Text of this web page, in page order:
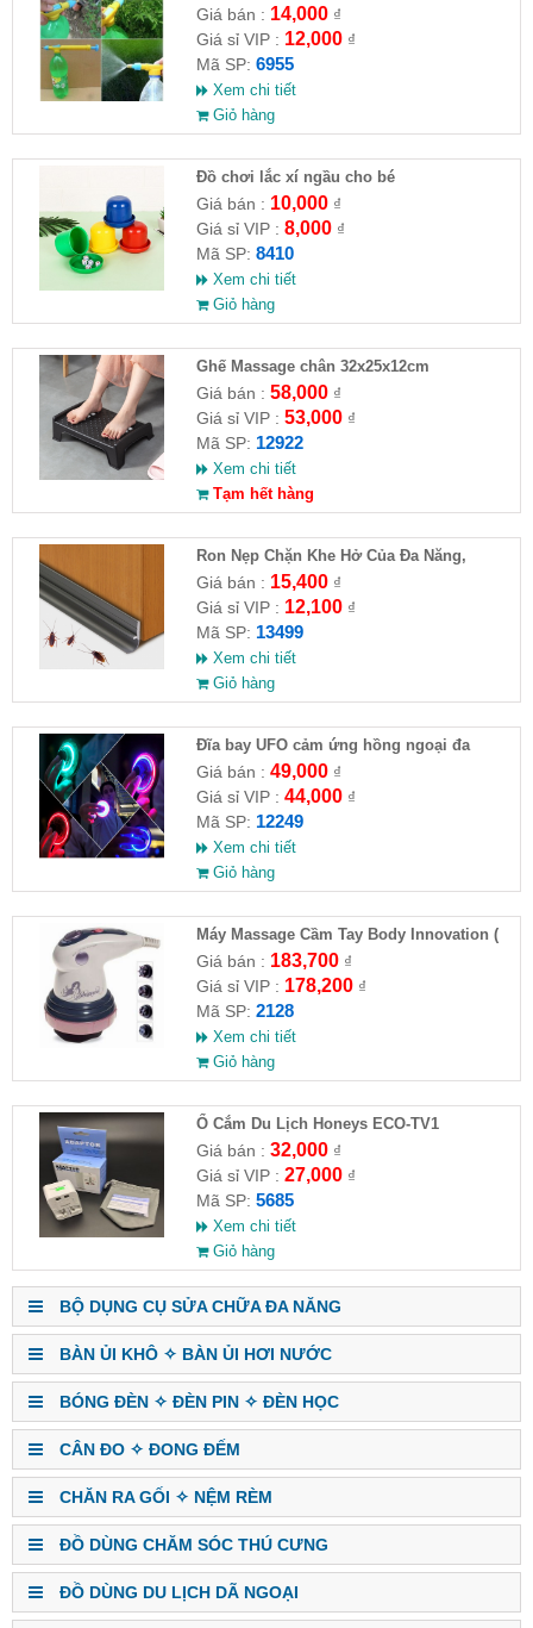
Giá bán : 14,000₫
Giá sỉ VIP : 12,000₫
Mã SP: 6955
Xem chi tiết
Giỏ hàng
Đồ chơi lắc xí ngầu cho bé
Giá bán : 10,000₫
Giá sỉ VIP : 8,000₫
Mã SP: 8410
Xem chi tiết
Giỏ hàng
Ghế Massage chân 32x25x12cm
Giá bán : 58,000₫
Giá sỉ VIP : 53,000₫
Mã SP: 12922
Xem chi tiết
Tạm hết hàng
Ron Nẹp Chặn Khe Hở Của Đa Năng,
Chống Côn Trùng( HĐ )
Giá bán : 15,400₫
Giá sỉ VIP : 12,100₫
Mã SP: 13499
Xem chi tiết
Giỏ hàng
Đĩa bay UFO cảm ứng hồng ngoại đa
chiều tự động bay về
Giá bán : 49,000₫
Giá sỉ VIP : 44,000₫
Mã SP: 12249
Xem chi tiết
Giỏ hàng
Máy Massage Cầm Tay Body Innovation (
HĐ )
Giá bán : 183,700₫
Giá sỉ VIP : 178,200₫
Mã SP: 2128
Xem chi tiết
Giỏ hàng
Ổ Cắm Du Lịch Honeys ECO-TV1
Giá bán : 32,000₫
Giá sỉ VIP : 27,000₫
Mã SP: 5685
Xem chi tiết
Giỏ hàng
BỘ DỤNG CỤ SỬA CHỮA ĐA NĂNG
BÀN ỦI KHÔ ✧ BÀN ỦI HƠI NƯỚC
BÓNG ĐÈN ✧ ĐÈN PIN ✧ ĐÈN HỌC
CÂN ĐO ✧ ĐONG ĐẾM
CHĂN RA GỐI ✧ NỆM RÈM
ĐỒ DÙNG CHĂM SÓC THÚ CƯNG
ĐỒ DÙNG DU LỊCH DÃ NGOẠI